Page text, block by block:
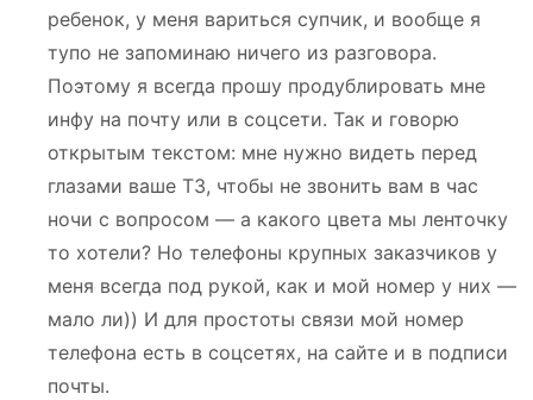
ребенок, у меня вариться супчик, и вообще я
тупо не запоминаю ничего из разговора.
Поэтому я всегда прошу продублировать мне
инфу на почту или в соцсети. Так и говорю
открытым текстом: мне нужно видеть перед
глазами ваше ТЗ, чтобы не звонить вам в час
ночи с вопросом — а какого цвета мы ленточку
то хотели? Но телефоны крупных заказчиков у
меня всегда под рукой, как и мой номер у них —
мало ли)) И для простоты связи мой номер
телефона есть в соцсетях, на сайте и в подписи
почты.